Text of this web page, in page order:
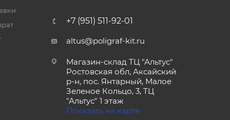
+7 (951) 511-92-01
altus@poligraf-kit.ru
Магазин-склад ТЦ "Альтус"
Ростовская обл, Аксайский
р-н, пос. Янтарный, Малое
Зеленое Кольцо, 3, ТЦ
"Альтус" 1 этаж
Показать на карте